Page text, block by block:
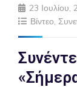
23 Ιουλίου,
Βίντεο,